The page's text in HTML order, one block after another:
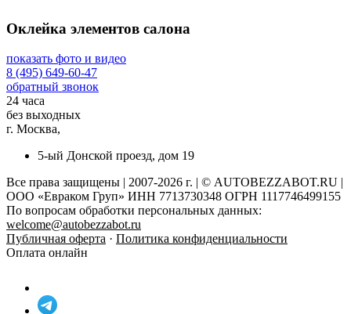
Оклейка элементов салона
показать фото и видео
8 (495) 649-60-47
обратный звонок
24 часа
без выходных
г. Москва,
5-ый Донской проезд, дом 19
Все права защищены | 2007-2026 г. | © AUTOBEZZABOT.RU |
ООО «Евраком Груп» ИНН 7713730348 ОГРН 1117746499155
По вопросам обработки персональных данных:
welcome@autobezzabot.ru
Публичная оферта · Политика конфиденциальности
Оплата онлайн